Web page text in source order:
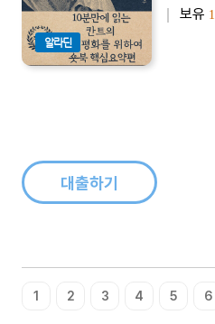
알라딘
보유 1
대출하기
1 2 3 4 5 6